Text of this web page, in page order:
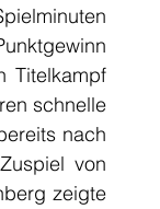
Titelkampf
schnelle
nach
zeigte